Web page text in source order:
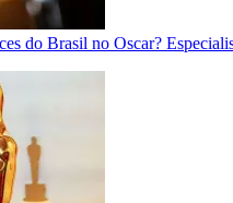
do Brasil no Oscar?